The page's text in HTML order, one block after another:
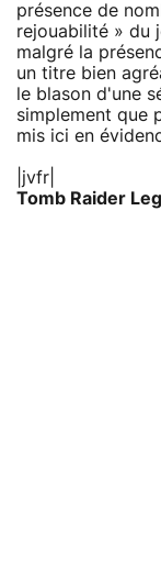
présence de
rejouabilité » du
malgré la
un titre bien
le blason d'une
simplement que
mis ici en
|jvfr|
Tomb Raider